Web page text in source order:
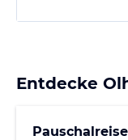
Entdecke